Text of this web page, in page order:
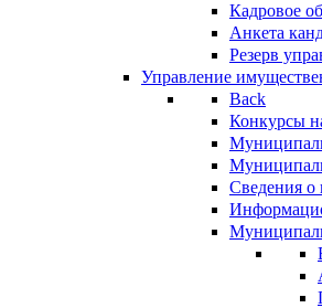
Кадровое
Анкета
Резерв
Управление
Back
Конкурсы
Сведения о